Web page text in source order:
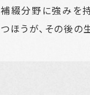
補綴分野に強みを
つほうが、その後の